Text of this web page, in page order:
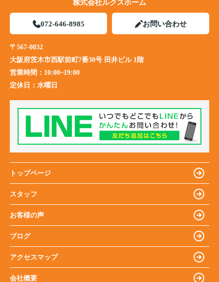
株式会社ルクスホーム
072-646-8985 お問い合わせ
〒567-0032
大阪府茨木市西駅前町7番30号 田井ビル 1階
営業時間： 10:00~19:00
定休日： 水曜日
トップページ
スタッフ
お客様の声
ブログ
アクセスマップ
会社概要